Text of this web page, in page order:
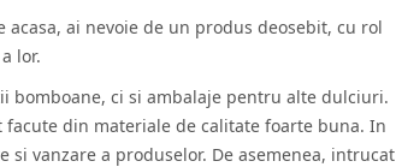
ai nevoie de un produs deosebit, cu rol
lor.
bomboane, ci si ambalaje pentru alte dulciuri.
din materiale de calitate foarte buna. In
vanzare a produselor. De asemenea, intrucat